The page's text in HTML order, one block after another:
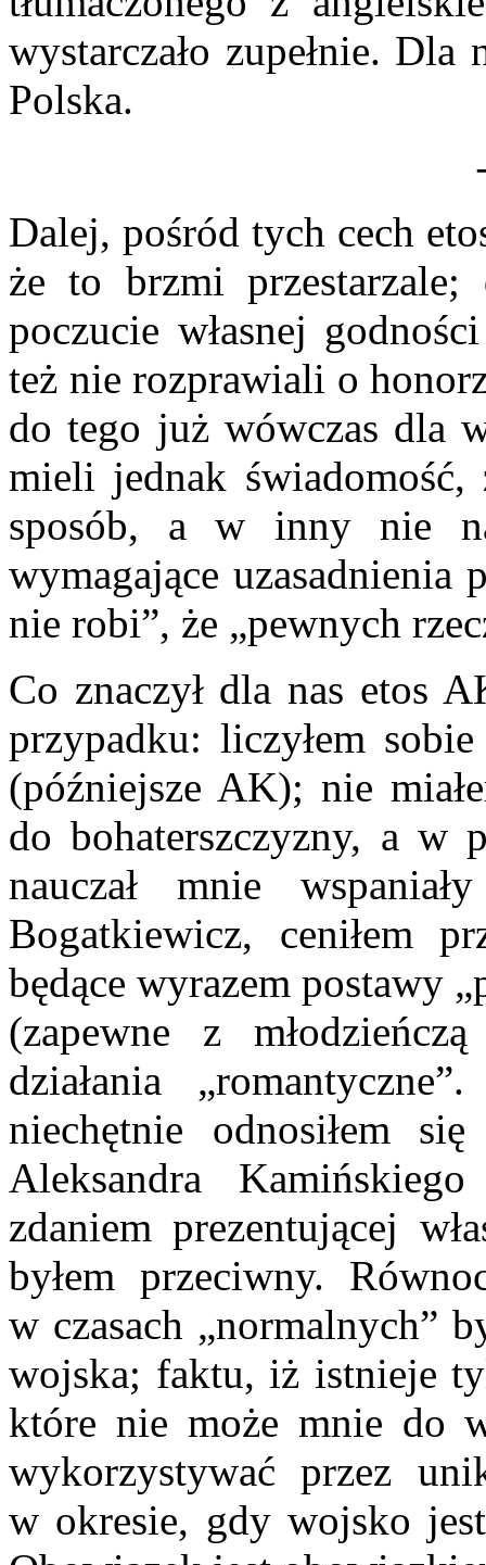
wystarczało zupełnie.
Polska.
Dalej, pośród tych cech
że to brzmi
poczucie własnej
też nie rozprawiali o
do tego już wówczas dla
mieli jednak
sposób, a w inny nie
wymagające uzasadnienia
nie robi”, że „pewnych
Co znaczył dla nas etos
przypadku: liczyłem
(późniejsze AK); nie
do bohaterszczyzny, a
nauczał mnie
Bogatkiewicz, ceniłem
będące wyrazem postawy
(zapewne z
działania
niechętnie odnosiłem
Aleksandra
zdaniem prezentującej
byłem przeciwny.
w czasach „normalnych”
wojska; faktu, iż istnieje
które nie może mnie do
wykorzystywać przez
w okresie, gdy wojsko